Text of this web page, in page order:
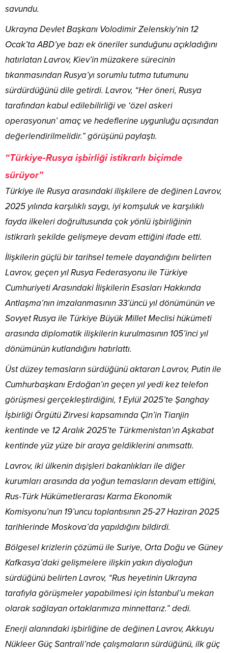
savundu.
Ukrayna Devlet Başkanı Volodimir Zelenskiy’nin 12
Ocak’ta ABD’ye bazı ek öneriler sunduğunu açıkladığını
hatırlatan Lavrov, Kiev’in müzakere sürecinin
tıkanmasından Rusya’yı sorumlu tutma tutumunu
sürdürdüğünü dile getirdi. Lavrov, “Her öneri, Rusya
tarafından kabul edilebilirliği ve ‘özel askeri
operasyonun’ amaç ve hedeflerine uygunluğu açısından
değerlendirilmelidir.” görüşünü paylaştı.
“Türkiye-Rusya işbirliği istikrarlı biçimde
sürüyor”
Türkiye ile Rusya arasındaki ilişkilere de değinen Lavrov,
2025 yılında karşılıklı saygı, iyi komşuluk ve karşılıklı
fayda ilkeleri doğrultusunda çok yönlü işbirliğinin
istikrarlı şekilde gelişmeye devam ettiğini ifade etti.
İlişkilerin güçlü bir tarihsel temele dayandığını belirten
Lavrov, geçen yıl Rusya Federasyonu ile Türkiye
Cumhuriyeti Arasındaki İlişkilerin Esasları Hakkında
Antlaşma’nın imzalanmasının 33’üncü yıl dönümünün ve
Sovyet Rusya ile Türkiye Büyük Millet Meclisi hükümeti
arasında diplomatik ilişkilerin kurulmasının 105’inci yıl
dönümünün kutlandığını hatırlattı.
Üst düzey temasların sürdüğünü aktaran Lavrov, Putin ile
Cumhurbaşkanı Erdoğan’ın geçen yıl yedi kez telefon
görüşmesi gerçekleştirdiğini, 1 Eylül 2025’te Şanghay
İşbirliği Örgütü Zirvesi kapsamında Çin’in Tianjin
kentinde ve 12 Aralık 2025’te Türkmenistan’ın Aşkabat
kentinde yüz yüze bir araya geldiklerini anımsattı.
Lavrov, iki ülkenin dışişleri bakanlıkları ile diğer
kurumları arasında da yoğun temasların devam ettiğini,
Rus-Türk Hükümetlerarası Karma Ekonomik
Komisyonu’nun 19’uncu toplantısının 25-27 Haziran 2025
tarihlerinde Moskova’da yapıldığını bildirdi.
Bölgesel krizlerin çözümü ile Suriye, Orta Doğu ve Güney
Kafkasya’daki gelişmelere ilişkin yakın diyaloğun
sürdüğünü belirten Lavrov, “Rus heyetinin Ukrayna
tarafıyla görüşmeler yapabilmesi için İstanbul’u mekan
olarak sağlayan ortaklarımıza minnettarız.” dedi.
Enerji alanındaki işbirliğine de değinen Lavrov, Akkuyu
Nükleer Güç Santrali’nde çalışmaların sürdüğünü, ilk güç